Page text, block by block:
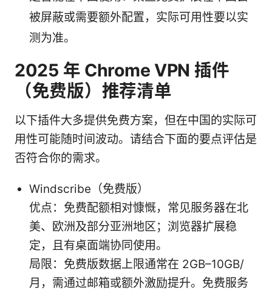
被屏蔽或需要额外配置，实际可用性要以实
测为准。
2025 年 Chrome VPN 插件
（免费版）推荐清单
以下插件大多提供免费方案，但在中国的实际可
用性可能随时间波动。请结合下面的要点评估是
否符合你的需求。
Windscribe（免费版）
优点：免费配额相对慷慨，常见服务器在北
美、欧洲及部分亚洲地区；浏览器扩展稳
定，且有桌面端协同使用。
局限：免费版数据上限通常在 2GB–10GB/
月，需通过邮箱或额外激励提升。免费服务